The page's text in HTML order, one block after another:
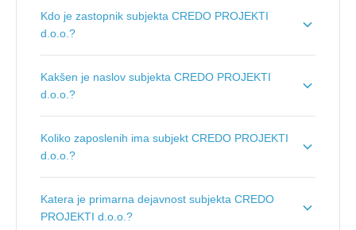
cest, d.o.o..
Kdo je zastopnik subjekta CREDO PROJEKTI
d.o.o.?
Kakšen je naslov subjekta CREDO PROJEKTI
d.o.o.?
Koliko zaposlenih ima subjekt CREDO PROJEKTI
d.o.o.?
Katera je primarna dejavnost subjekta CREDO
PROJEKTI d.o.o.?